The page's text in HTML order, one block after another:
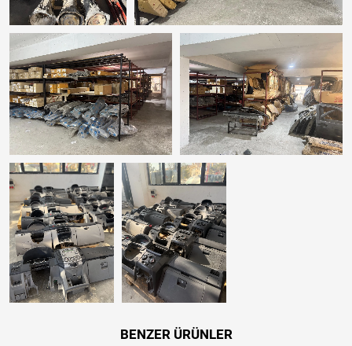
BENZER ÜRÜNLER